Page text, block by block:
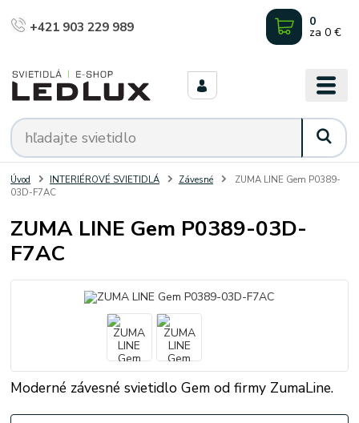
+421 903 229 989 0
za 0 €
Úvod INTERIÉROVÉ SVIETIDLÁ Závesné
ZUMA LINE Gem P0389-
03D-F7AC
ZUMA LINE Gem P0389-03D-
F7AC
Moderné závesné svietidlo Gem od firmy ZumaLine.